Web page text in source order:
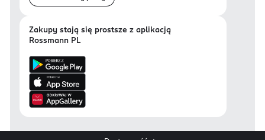
Zakupy stają się prostsze z aplikacją
Rossmann PL